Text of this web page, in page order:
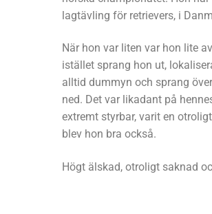
lagtävling för retrievers, i
När hon var liten var hon lite
istället sprang hon ut,
alltid dummyn och sprang
ned. Det var likadant på
extremt styrbar, varit en
blev hon bra också.
Högt älskad, otroligt saknad